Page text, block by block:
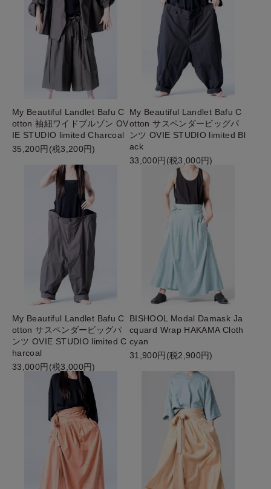
My Beautiful Landlet Bafu C
otton 袖紐ワイドブルゾン OV
IE STUDIO limited Charcoal
35,200円(税3,200円)
My Beautiful Landlet Bafu C
otton サスペンダービッグパ
ンツ OVIE STUDIO limited Bl
ack
33,000円(税3,000円)
My Beautiful Landlet Bafu C
otton サスペンダービッグパ
ンツ OVIE STUDIO limited C
harcoal
33,000円(税3,000円)
BISHOOL Modal Damask Ja
cquard Wrap HAKAMA Cloth
cyan
31,900円(税2,900円)